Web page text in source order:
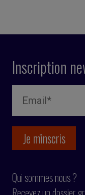
Inscription
Qui sommes nous ?